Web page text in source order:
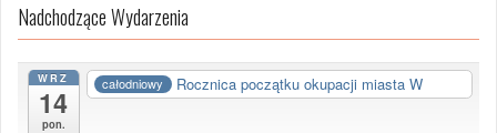
Nadchodzące Wydarzenia
WRZ
14
pon.
całodniowy Rocznica początku okupacji miasta W